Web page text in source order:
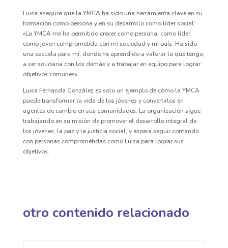
Luisa asegura que la YMCA ha sido una herramienta clave en su
formación como persona y en su desarrollo como líder social:
«La YMCA me ha permitido crecer como persona, como líder,
como joven comprometida con mi sociedad y mi país. Ha sido
una escuela para mí, donde he aprendido a valorar lo que tengo,
a ser solidaria con los demás y a trabajar en equipo para lograr
objetivos comunes».
Luisa Fernanda González es solo un ejemplo de cómo la YMCA
puede transformar la vida de los jóvenes y convertirlos en
agentes de cambio en sus comunidades. La organización sigue
trabajando en su misión de promover el desarrollo integral de
los jóvenes, la paz y la justicia social, y espera seguir contando
con personas comprometidas como Luisa para lograr sus
objetivos.
otro contenido relacionado